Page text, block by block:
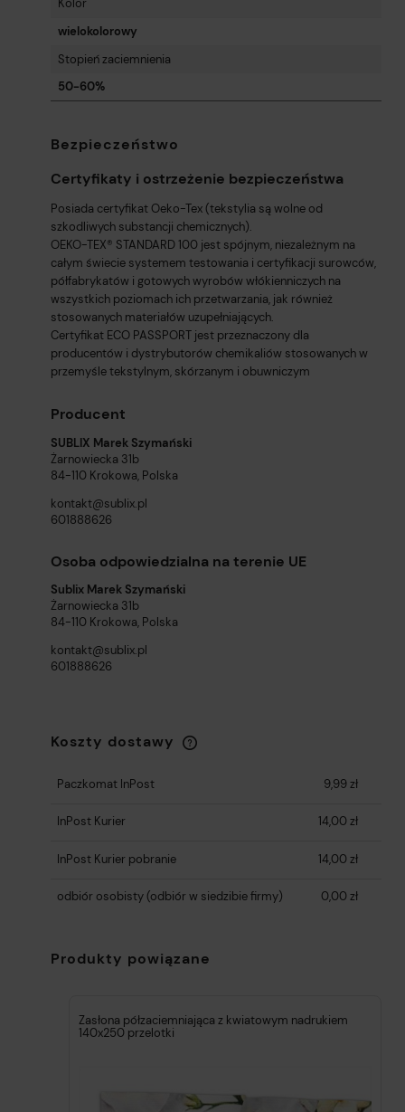
Kolor
wielokolorowy
Stopień zaciemnienia
50-60%
Bezpieczeństwo
Certyfikaty i ostrzeżenie bezpieczeństwa
Posiada certyfikat Oeko-Tex (tekstylia są wolne od
szkodliwych substancji chemicznych).
OEKO-TEX® STANDARD 100 jest spójnym, niezależnym na
całym świecie systemem testowania i certyfikacji surowców,
półfabrykatów i gotowych wyrobów włókienniczych na
wszystkich poziomach ich przetwarzania, jak również
stosowanych materiałów uzupełniających.
Certyfikat ECO PASSPORT jest przeznaczony dla
producentów i dystrybutorów chemikaliów stosowanych w
przemyśle tekstylnym, skórzanym i obuwniczym
Producent
SUBLIX Marek Szymański
Żarnowiecka 31b
84-110 Krokowa, Polska
kontakt@sublix.pl
601888626
Osoba odpowiedzialna na terenie UE
Sublix Marek Szymański
Żarnowiecka 31b
84-110 Krokowa, Polska
kontakt@sublix.pl
601888626
Koszty dostawy
Cena nie zawiera ewentualnych kosztów
Paczkomat InPost
9,99 zł
InPost Kurier 14,00 zł
InPost Kurier pobranie 14,00 zł
odbiór osobisty(odbiór w siedzibie firmy) 0,00 zł
Produkty powiązane
Zasłona półzaciemniająca z kwiatowym nadrukiem
140x250 przelotki